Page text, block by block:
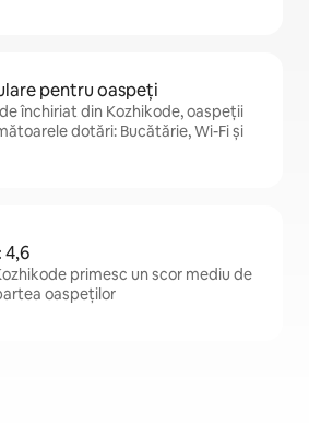
pentru oaspeți
închiriat din Kozhikode, oaspeții
dotări: Bucătărie, Wi-Fi și
4,6
primesc un scor mediu de
oaspeților